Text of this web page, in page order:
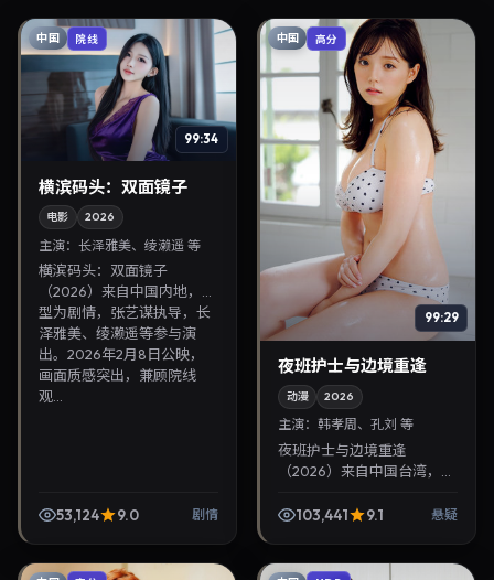
中国 院线
99:34
横滨码头：双面镜子
电影 2026
主演： 长泽雅美、绫濑遥 等
横滨码头：双面镜子
（2026）来自中国内地，类
型为剧情，张艺谋执导，长
泽雅美、绫濑遥等参与演
出。2026年2月8日公映，
画面质感突出，兼顾院线
观...
53,124 9.0 剧情
中国 高分
99:29
夜班护士与边境重逢
动漫 2026
主演：韩孝周、孔刘 等
夜班护士与边境重逢
（2026）来自中国台湾，类
韩孝周、孔刘等参与演出。
103,441 9.1 悬疑